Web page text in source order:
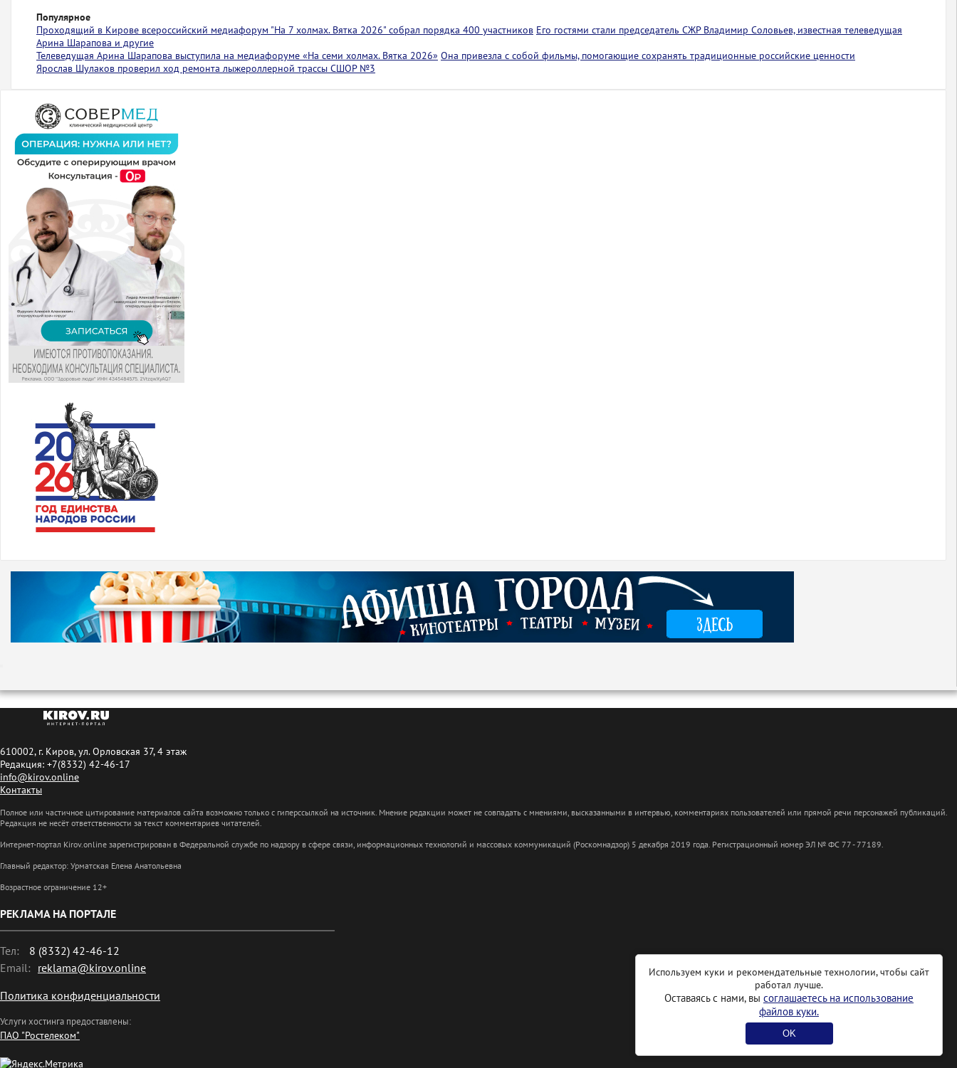
Популярное
Проходящий в Кирове всероссийский медиафорум "На 7 холмах. Вятка 2026" собрал порядка 400 участников Его гостями стали председатель СЖР Владимир Соловьев, известная телеведущая
Арина Шарапова и другие
Телеведущая Арина Шарапова выступила на медиафоруме «На семи холмах. Вятка 2026» Она привезла с собой фильмы, помогающие сохранять традиционные российские ценности
Ярослав Шулаков проверил ход ремонта лыжероллерной трассы СШОР №3
610002, г. Киров, ул. Орловская 37, 4 этаж
Редакция: +7(8332) 42-46-17
info@kirov.online
Контакты
Полное или частичное цитирование материалов сайта возможно только с гиперссылкой на источник. Мнение редакции может не совпадать с мнениями, высказанными в интервью, комментариях пользователей или прямой речи персонажей публикаций.
Редакция не несёт ответственности за текст комментариев читателей.
Интернет-портал Kirov.online зарегистрирован в Федеральной службе по надзору в сфере связи, информационных технологий и массовых коммуникаций (Роскомнадзор) 5 декабря 2019 года. Регистрационный номер ЭЛ № ФС 77 - 77189.
Главный редактор: Урматская Елена Анатольевна
Возрастное ограничение 12+
РЕКЛАМА НА ПОРТАЛЕ
Тел:
8 (8332) 42-46-12
Email: reklama@kirov.online
Политика конфиденциальности
Услуги хостинга предоставлены:
ПАО "Ростелеком"
Используем куки и рекомендательные технологии, чтобы сайт
работал лучше.
Оставаясь с нами, вы соглашаетесь на использование
файлов куки.
OK